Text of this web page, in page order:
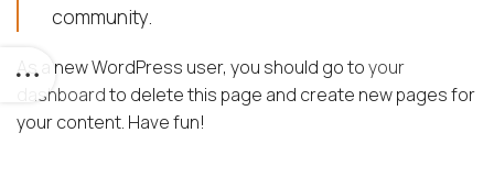
community.
As a new WordPress user, you should go toyour
dashboardto delete this page and create new pages for
your content. Have fun!